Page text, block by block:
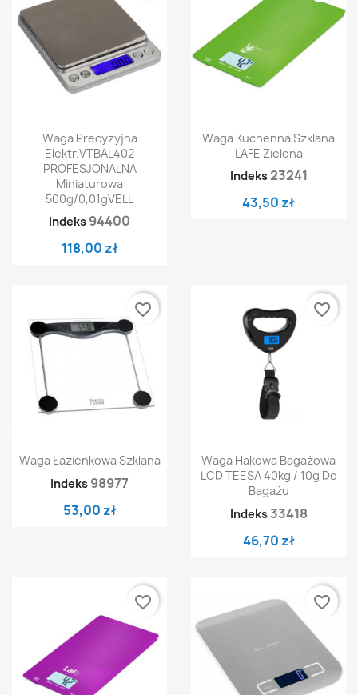
Waga Precyzyjna
Elektr.VTBAL402
PROFESJONALNA
Miniaturowa
500g/0,01gVELL
Indeks 94400
118,00 zł
Waga Kuchenna Szklana
LAFE Zielona
Indeks 23241
43,50 zł
Waga Łazienkowa Szklana
Indeks 98977
53,00 zł
favorite_border
Waga Hakowa Bagażowa
LCD TEESA 40kg / 10g Do
Bagażu
Indeks 33418
46,70 zł
favorite_border
favorite_border favorite_border